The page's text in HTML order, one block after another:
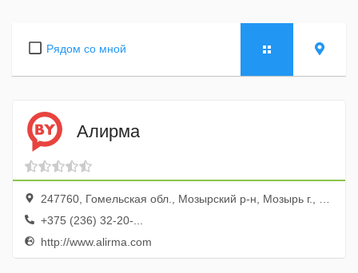
Рядом со мной
Алирма
247760, Гомельская обл., Мозырский р-н, Мозырь г., ул. Ленинская, 64а, оф. 2
+375 (236) 32-20-...
http://www.alirma.com